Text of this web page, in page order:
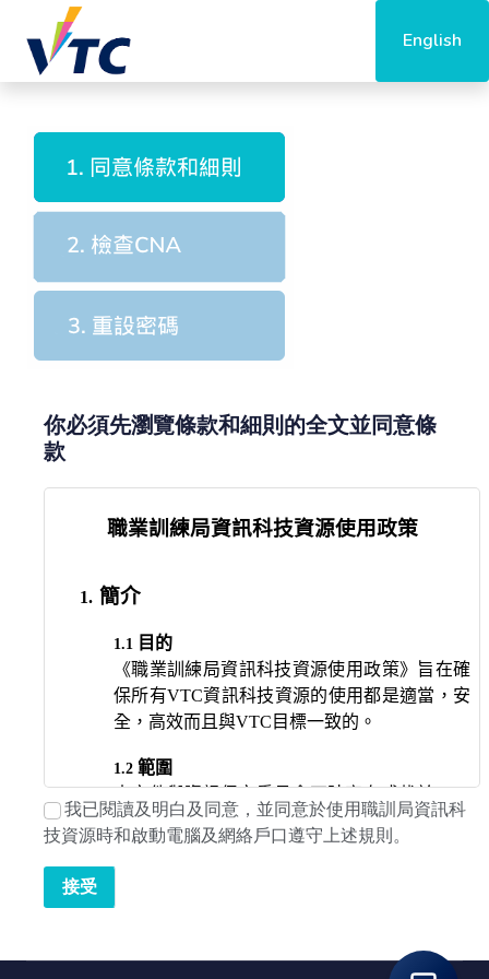
English
你必須先瀏覽條款和細則的全文並同意條
款
我已閱讀及明白及同意，並同意於使用職訓局資訊科
技資源時和啟動電腦及網絡戶口遵守上述規則。